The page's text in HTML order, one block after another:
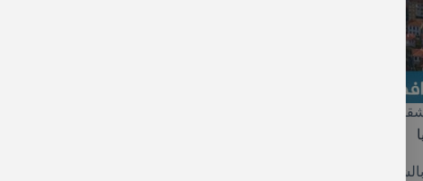
على البحر بالشمال التركي
التركي وأهم ما يميز هذه المدينة تنوع المناطق المخصصة للإقامة